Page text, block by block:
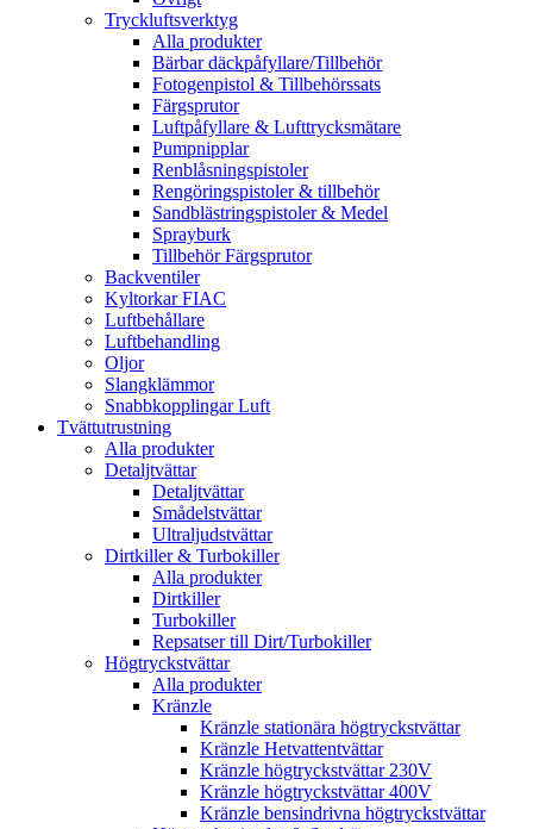
Tryckluftsverktyg
Alla produkter
Bärbar däckpåfyllare/Tillbehör
Fotogenpistol & Tillbehörssats
Färgsprutor
Luftpåfyllare & Lufttrycksmätare
Pumpnipplar
Renblåsningspistoler
Rengöringspistoler & tillbehör
Sandblästringspistoler & Medel
Sprayburk
Tillbehör Färgsprutor
Backventiler
Kyltorkar FIAC
Luftbehållare
Luftbehandling
Oljor
Slangklämmor
Snabbkopplingar Luft
Tvättutrustning
Alla produkter
Detaljtvättar
Detaljtvättar
Smådelstvättar
Ultraljudstvättar
Dirtkiller & Turbokiller
Alla produkter
Dirtkiller
Turbokiller
Repsatser till Dirt/Turbokiller
Högtryckstvättar
Alla produkter
Kränzle
Kränzle stationära högtryckstvättar
Kränzle Hetvattentvättar
Kränzle högtryckstvättar 230V
Kränzle högtryckstvättar 400V
Kränzle bensindrivna högtryckstvättar